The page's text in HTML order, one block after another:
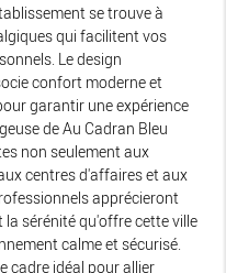
se trouve à
qui facilitent vos
Le design
confort moderne et
garantir une expérience
de Au Cadran Bleu
non seulement aux
centres d'affaires et aux
apprécieront
sérénité qu'offre cette ville
calme et sécurisé.
cadre idéal pour allier